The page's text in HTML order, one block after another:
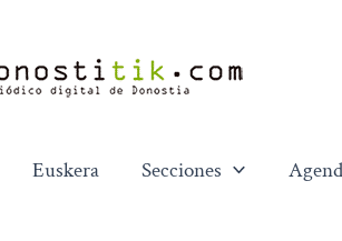
Euskera Secciones